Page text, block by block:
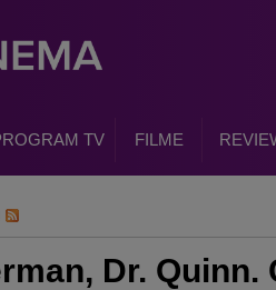
TV FILME
Dr. Quinn.